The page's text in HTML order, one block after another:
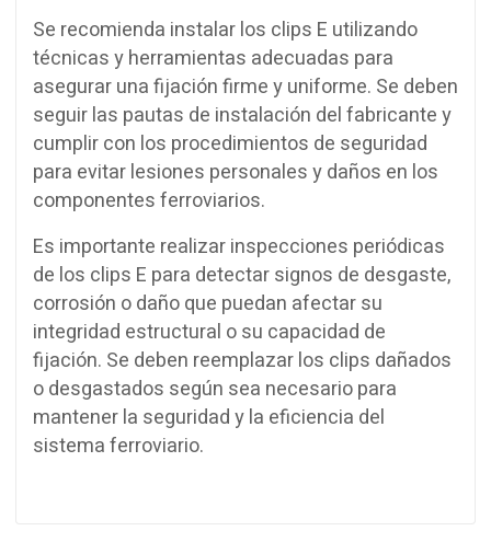
Se recomienda instalar los clips E utilizando
técnicas y herramientas adecuadas para
asegurar una fijación firme y uniforme. Se deben
seguir las pautas de instalación del fabricante y
cumplir con los procedimientos de seguridad
para evitar lesiones personales y daños en los
componentes ferroviarios.
Es importante realizar inspecciones periódicas
de los clips E para detectar signos de desgaste,
corrosión o daño que puedan afectar su
integridad estructural o su capacidad de
fijación. Se deben reemplazar los clips dañados
o desgastados según sea necesario para
mantener la seguridad y la eficiencia del
sistema ferroviario.